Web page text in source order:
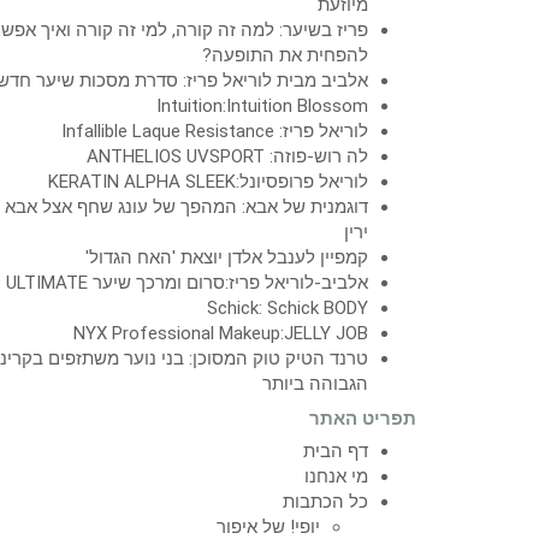
מיוזעת
פריז בשיער: למה זה קורה, למי זה קורה ואיך
להפחית את התופעה?
אלביב מבית לוריאל פריז: סדרת מסכות שיער
Intuition:Intuition Blossom
לוריאל פריז: Infallible Laque Resistance
לה רוש-פוזה: ANTHELIOS UVSPORT
לוריאל פרופסיונל:KERATIN ALPHA SLEEK
דוגמנית של אבא: המהפך של עונג שחף אצל אבא
ירין
קמפיין לענבל אלדן יוצאת 'האח הגדול'
אלביב-לוריאל פריז:סרום ומרכך שיער ULTIMATE
Schick: Schick BODY
NYX Professional Makeup:JELLY JOB
טרנד הטיק טוק המסוכן: בני נוער משתזפים
הגבוהה ביותר
תפריט האתר
דף הבית
מי אנחנו
כל הכתבות
יופי! של איפור